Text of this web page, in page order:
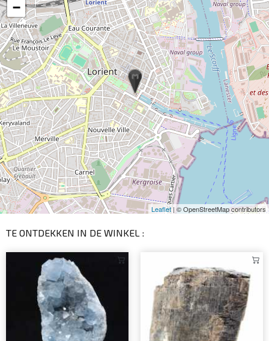
−
Leaflet | © OpenStreetMap contributors
TE ONTDEKKEN IN DE WINKEL :